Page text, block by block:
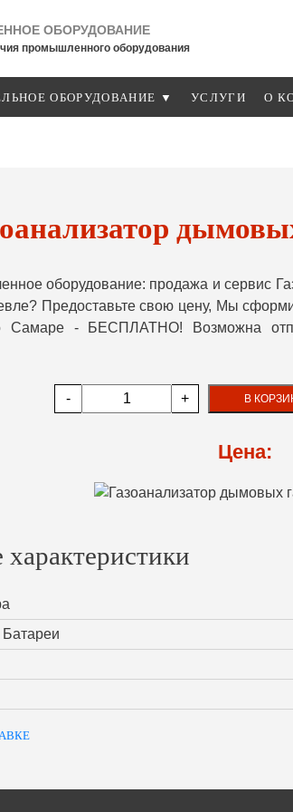
ОБОРУДОВАНИЕ
промышленного оборудования
ОБОРУДОВАНИЕ ▼ УСЛУГИ О
оборудование: продажа и сервис
Предоставьте свою цену, Мы
Самаре - БЕСПЛАТНО! Возможна
- + В
Цена: